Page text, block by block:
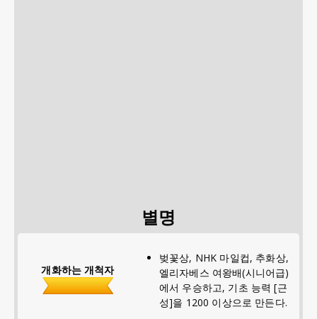
별명
개화하는 개척자
벚꽃상, NHK 마일컵, 추화상,
엘리자베스 여왕배(시니어급)
에서 우승하고, 기초 능력 [근
성]을 1200 이상으로 만든다.